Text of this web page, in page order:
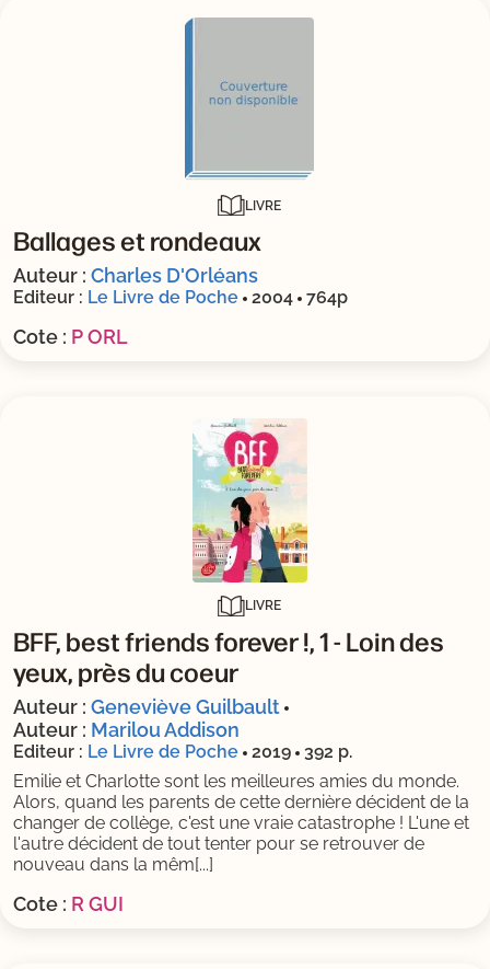
LIVRE
Ballages et rondeaux
Auteur : Charles D'Orléans
Editeur : Le Livre de Poche 2004 764p
Cote : P ORL
LIVRE
BFF, best friends forever !, 1 -Loin des
yeux, près du coeur
Auteur : Geneviève Guilbault
Auteur : Marilou Addison
Editeur : Le Livre de Poche 2019
392 p.
Emilie et Charlotte sont les meilleures amies du monde.
Alors, quand les parents de cette dernière décident de la
changer de collège, c'est une vraie catastrophe ! L'une et
l'autre décident de tout tenter pour se retrouver de
nouveau dans la mêm[...]
Cote : R GUI